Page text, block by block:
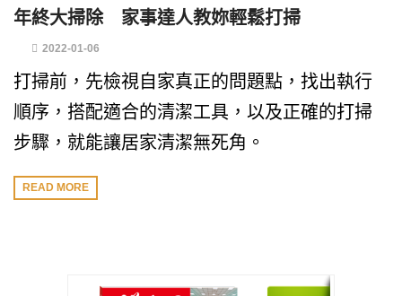
年終大掃除 家事達人教妳輕鬆打掃
2022-01-06
打掃前，先檢視自家真正的問題點，找出執行
順序，搭配適合的清潔工具，以及正確的打掃
步驟，就能讓居家清潔無死角。
READ MORE